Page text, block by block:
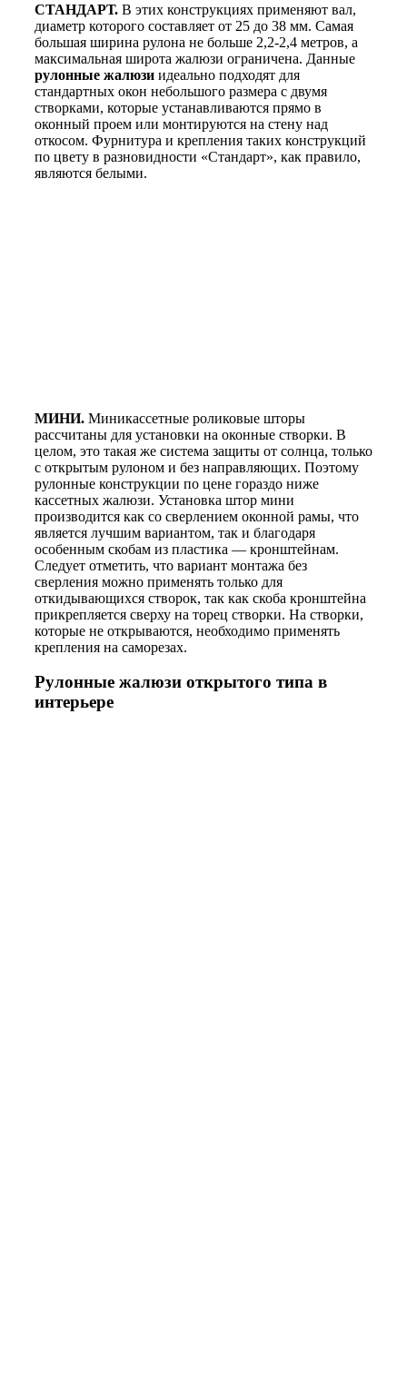
СТАНДАРТ. В этих конструкциях применяют вал,
диаметр которого составляет от 25 до 38 мм. Самая
большая ширина рулона не больше 2,2-2,4 метров, а
максимальная широта жалюзи ограничена. Данные
рулонные жалюзи идеально подходят для
стандартных окон небольшого размера с двумя
створками, которые устанавливаются прямо в
оконный проем или монтируются на стену над
откосом. Фурнитура и крепления таких конструкций
по цвету в разновидности «Стандарт», как правило,
являются белыми.
МИНИ. Миникассетные роликовые шторы
рассчитаны для установки на оконные створки. В
целом, это такая же система защиты от солнца, только
с открытым рулоном и без направляющих. Поэтому
рулонные конструкции по цене гораздо ниже
кассетных жалюзи. Установка штор мини
производится как со сверлением оконной рамы, что
является лучшим вариантом, так и благодаря
особенным скобам из пластика — кронштейнам.
Следует отметить, что вариант монтажа без
сверления можно применять только для
откидывающихся створок, так как скоба кронштейна
прикрепляется сверху на торец створки. На створки,
которые не открываются, необходимо применять
крепления на саморезах.
Рулонные жалюзи открытого типа в
интерьере